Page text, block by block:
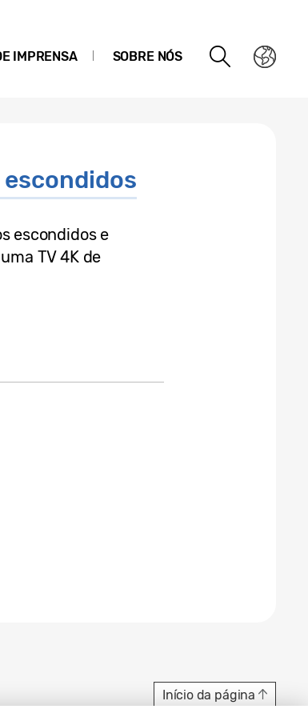
IMPRENSA SOBRE NÓS
escondidos e
TV 4K de
Início da página